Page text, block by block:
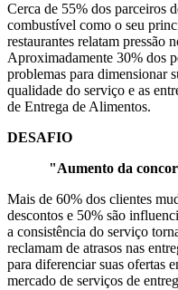
Cerca de 55% dos parceiros
combustível como o seu
restaurantes relatam pressão
Aproximadamente 30% dos
problemas para dimensionar
qualidade do serviço e as
de Entrega de Alimentos.
DESAFIO
"Aumento da
Mais de 60% dos clientes
descontos e 50% são
a consistência do serviço
reclamam de atrasos nas
para diferenciar suas ofertas
mercado de serviços de